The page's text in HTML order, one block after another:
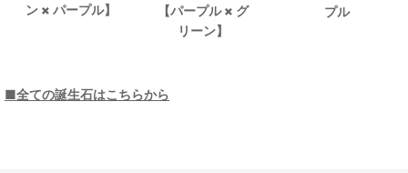
ン × パープル】
【パープル × グ
リーン】
プル
■全ての誕生石はこちらから